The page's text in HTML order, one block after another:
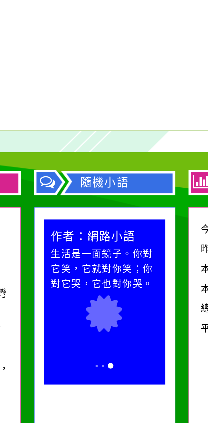
隨機小語
中，
作者：網路小語
生活是一面鏡子。你對
它笑，它就對你笑；你
對它哭，它也對你哭。